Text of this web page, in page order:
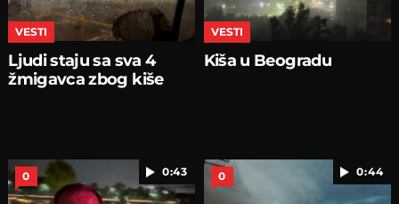
VESTI
Ljudi staju sa sva 4
žmigavca zbog kiše
VESTI
Kiša u Beogradu
0:43
0 0:44
0